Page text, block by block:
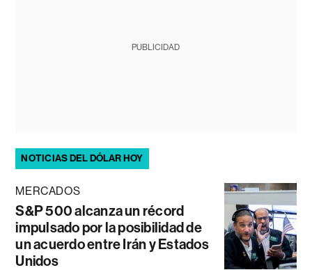
PUBLICIDAD
NOTICIAS DEL DÓLAR HOY
MERCADOS
S&P 500 alcanza un récord
impulsado por la posibilidad de
un acuerdo entre Irán y Estados
Unidos